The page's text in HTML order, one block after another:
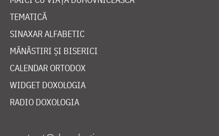
TEMATICĂ
SINAXAR ALFABETIC
MĂNĂSTIRI ȘI BISERICI
CALENDAR ORTODOX
WIDGET DOXOLOGIA
RADIO DOXOLOGIA